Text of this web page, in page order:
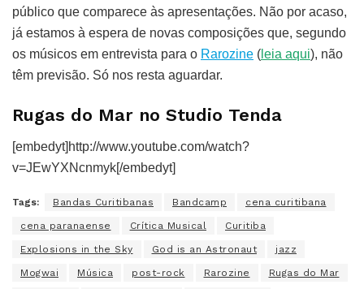
público que comparece às apresentações. Não por acaso,
já estamos à espera de novas composições que, segundo
os músicos em entrevista para o Rarozine ( leia aqui), não
têm previsão. Só nos resta aguardar.
Rugas do Mar no Studio Tenda
[embedyt]http://www.youtube.com/watch?
v=JEwYXNcnmyk[/embedyt]
Tags: Bandas Curitibanas Bandcamp cena curitibana
cena paranaense Crítica Musical Curitiba
Explosions in the Sky God is an Astronaut jazz
Mogwai Música post-rock Rarozine Rugas do Mar